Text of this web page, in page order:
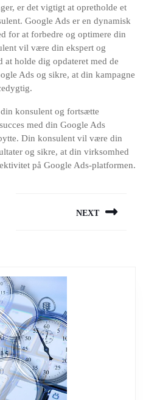
er det vigtigt at opretholde et
Google Ads er en dynamisk
for at forbedre og optimere din
vil være din ekspert og
holde dig opdateret med de
Ads og sikre, at din kampagne
konsulent og fortsætte
med din Google Ads
Din konsulent vil være din
og sikre, at din virksomhed
på Google Ads-platformen.
NEXT